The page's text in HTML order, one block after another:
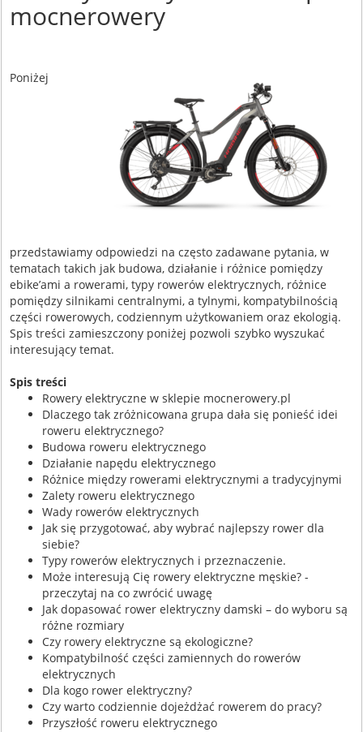
mocnerowery
Poniżej
przedstawiamy odpowiedzi na często zadawane pytania, w
tematach takich jak budowa, działanie i różnice pomiędzy
ebike’ami a rowerami, typy rowerów elektrycznych, różnice
pomiędzy silnikami centralnymi, a tylnymi, kompatybilnością
części rowerowych, codziennym użytkowaniem oraz ekologią.
Spis treści zamieszczony poniżej pozwoli szybko wyszukać
interesujący temat.
Spis treści
Rowery elektryczne w sklepie mocnerowery.pl
Dlaczego tak zróżnicowana grupa dała się ponieść idei
roweru elektrycznego?
Budowa roweru elektrycznego
Działanie napędu elektrycznego
Różnice między rowerami elektrycznymi a tradycyjnymi
Zalety roweru elektrycznego
Wady rowerów elektrycznych
Jak się przygotować, aby wybrać najlepszy rower dla
siebie?
Typy rowerów elektrycznych i przeznaczenie.
Może interesują Cię rowery elektryczne męskie? -
przeczytaj na co zwrócić uwagę
Jak dopasować rower elektryczny damski – do wyboru są
różne rozmiary
Czy rowery elektryczne są ekologiczne?
Kompatybilność części zamiennych do rowerów
elektrycznych
Dla kogo rower elektryczny?
Czy warto codziennie dojeżdżać rowerem do pracy?
Przyszłość roweru elektrycznego